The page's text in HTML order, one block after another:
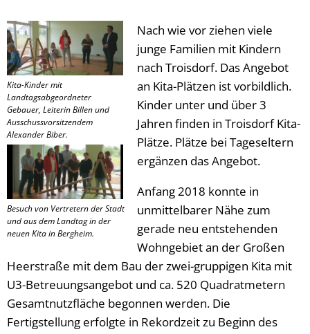
Kita-Kinder mit
Landtagsabgeordneter
Gebauer, Leiterin Billen und
Ausschussvorsitzendem
Alexander Biber.
Besuch von Vertretern der Stadt
und aus dem Landtag in der
neuen Kita in Bergheim.
Nach wie vor ziehen viele
junge Familien mit Kindern
nach Troisdorf. Das Angebot
an Kita-Plätzen ist vorbildlich.
Kinder unter und über 3
Jahren finden in Troisdorf Kita-
Plätze. Plätze bei Tageseltern
ergänzen das Angebot.
Anfang 2018 konnte in
unmittelbarer Nähe zum
gerade neu entstehenden
Wohngebiet an der Großen
Heerstraße mit dem Bau der zwei-gruppigen Kita mit
U3-Betreuungsangebot und ca. 520 Quadratmetern
Gesamtnutzfläche begonnen werden. Die
Fertigstellung erfolgte in Rekordzeit zu Beginn des